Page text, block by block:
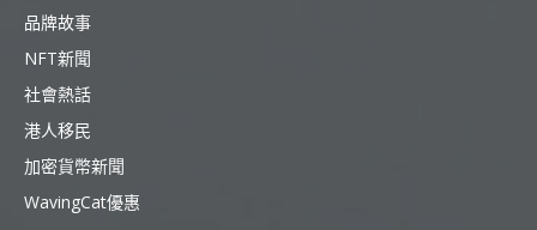
品牌故事
NFT新聞
社會熱話
港人移民
加密貨幣新聞
WavingCat優惠